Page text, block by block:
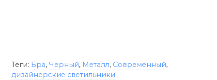
Теги: Бра, Черный, Металл, Современный,
дизайнерские светильники